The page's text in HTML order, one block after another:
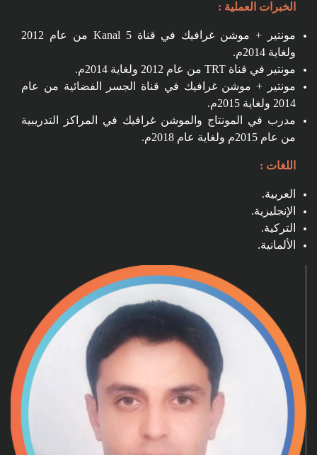
الخبرات العملية :
مونتير + موشن غرافيك في قناة Kanal 5 من عام 2012
ولغاية 2014م.
مونتير في قناة TRT من عام 2012 ولغاية 2014م.
مونتير + موشن غرافيك في قناة الجسر الفضائية من عام
2014 ولغاية 2015م.
مدرب في المونتاج والموشن غرافيك في المراكز التدريبية
من عام 2015م ولغاية عام 2018م.
اللغات :
العربية.
الإنجليزية.
التركية.
الألمانية.